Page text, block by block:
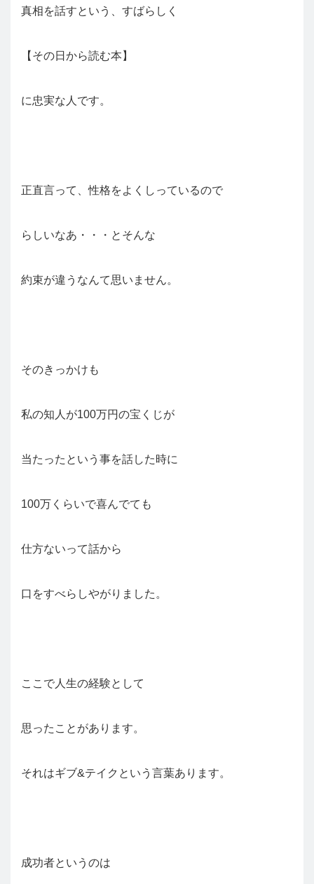
真相を話すという、すばらしく
【その日から読む本】
に忠実な人です。
正直言って、性格をよくしっているので
らしいなあ・・・とそんな
約束が違うなんて思いません。
そのきっかけも
私の知人が100万円の宝くじが
当たったという事を話した時に
100万くらいで喜んでても
仕方ないって話から
口をすべらしやがりました。
ここで人生の経験として
思ったことがあります。
それはギブ&テイクという言葉あります。
成功者というのは